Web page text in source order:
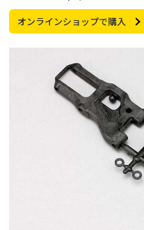
オンラインショップで購入